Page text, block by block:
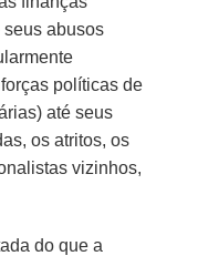
seus abusos
políticas de
até seus
os atritos, os
vizinhos,
do que a